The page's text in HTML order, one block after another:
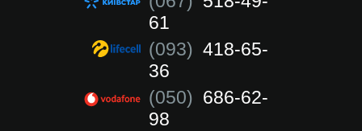
61
(093) 418-65-
36
(050) 686-62-
98